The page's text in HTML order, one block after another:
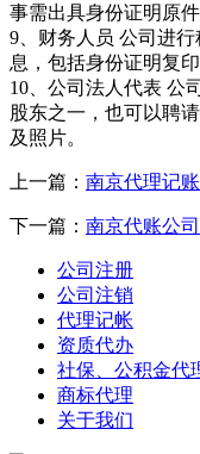
事需出具身份证明原件
9、财务人员 公司进
息，包括身份证明复
10、公司法人代表 公
股东之一，也可以聘
及照片。
上一篇： 南京代理记
下一篇： 南京代账公
公司注册
公司注销
代理记帐
资质代办
社保、公积金代
商标代理
关于我们